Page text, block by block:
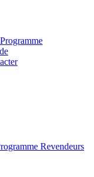
Programme
Revendeurs